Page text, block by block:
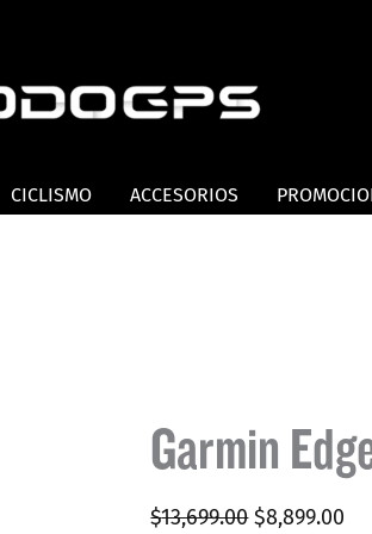
CICLISMO ACCESORIOS
Garmin
$13,699.00 Original
$8,899.00